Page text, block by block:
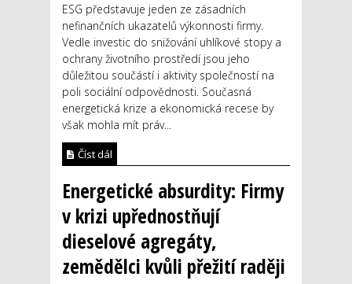
ESG představuje jeden ze zásadních
nefinančních ukazatelů výkonnosti firmy.
Vedle investic do snižování uhlíkové stopy a
ochrany životního prostředí jsou jeho
důležitou součástí i aktivity společností na
poli sociální odpovědnosti. Současná
energetická krize a ekonomická recese by
však mohla mít práv...
Číst dál
Energetické absurdity: Firmy
v krizi upřednostňují
dieselové agregáty,
zemědělci kvůli přežití raději